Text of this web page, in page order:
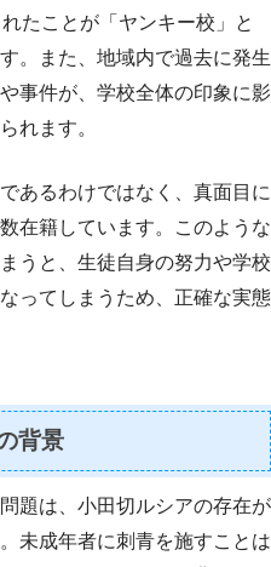
たことが「ヤンキー校」と
。また、地域内で過去に発生
事件が、学校全体の印象に影
れます。
あるわけではなく、真面目に
在籍しています。このような
うと、生徒自身の努力や学校
ってしまうため、正確な実態
背景
題は、小田切ルシアの存在が
未成年者に刺青を施すことは